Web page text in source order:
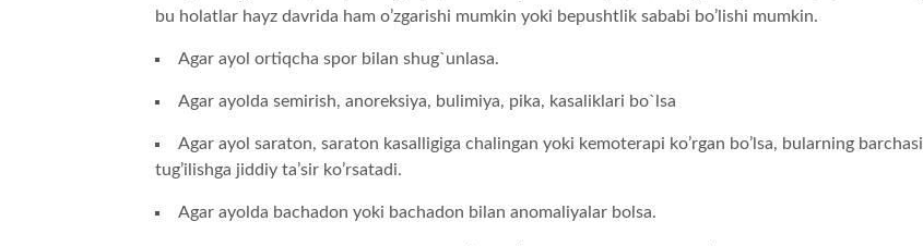
bu holatlar hayz davrida ham o’zgarishi mumkin yoki bepushtlik sababi bo’lishi mumkin.
Agar ayol ortiqcha spor bilan shug`unlasa.
Agar ayolda semirish, anoreksiya, bulimiya, pika, kasaliklari bo`lsa
Agar ayol saraton, saraton kasalligiga chalingan yoki kemoterapi ko’rgan bo’lsa, bularning barchasi
tug’ilishga jiddiy ta’sir ko’rsatadi.
Agar ayolda bachadon yoki bachadon bilan anomaliyalar bolsa.